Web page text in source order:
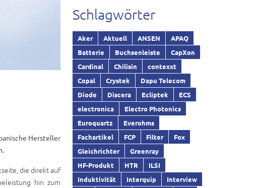
Hersteller
die direkt auf
hin zum
Schlagwörter
Aker Aktuell ANSEN
APAQ
Batterie
Buchsenleiste
CapXon
Cardinal
Chilisin
contexxt
Copal
Crystek
Dapu Telecom
Diode
Discera Ecliptek
ECS
electronica
Electro Photonics
Euroquartz
Everohms
Fachartikel
FCP Filter
Fox
Gleichrichter
Greenray
HF-Produkt
HTR
ILSI
Induktivität
Interquip
Interview